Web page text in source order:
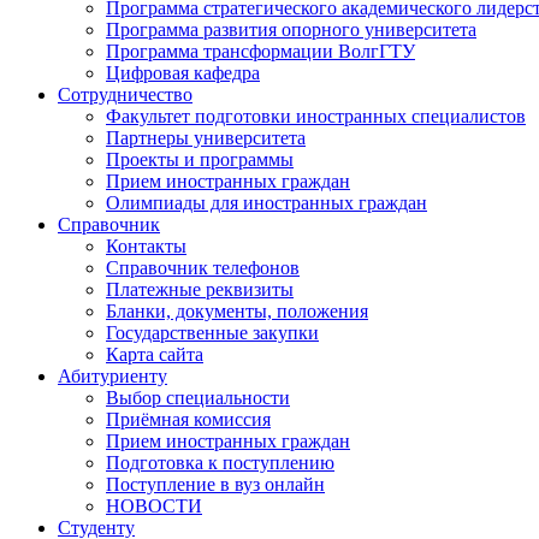
Программа стратегического академического
Программа развития опорного университета
Программа трансформации ВолгГТУ
Цифровая кафедра
Сотрудничество
Факультет подготовки иностранных специалистов
Партнеры университета
Проекты и программы
Прием иностранных граждан
Олимпиады для иностранных граждан
Справочник
Контакты
Справочник телефонов
Платежные реквизиты
Бланки, документы, положения
Государственные закупки
Карта сайта
Абитуриенту
Выбор специальности
Приёмная комиссия
Прием иностранных граждан
Подготовка к поступлению
Поступление в вуз онлайн
НОВОСТИ
Студенту